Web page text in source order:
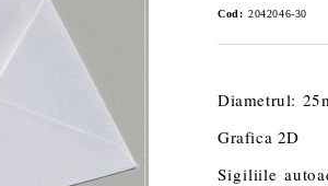
Cod: 2042046-30
Diametrul:
Grafica 2D
Sigiliile